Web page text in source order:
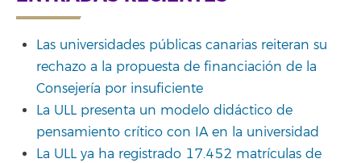
Las universidades públicas canarias reiteran su
rechazo a la propuesta de financiación de la
Consejería por insuficiente
La ULL presenta un modelo didáctico de
pensamiento crítico con IA en la universidad
La ULL ya ha registrado 17.452 matrículas de